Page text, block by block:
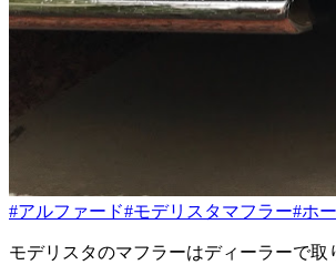
#アルファード#モデリスタマフラー#ホ
モデリスタのマフラーはディーラーで取